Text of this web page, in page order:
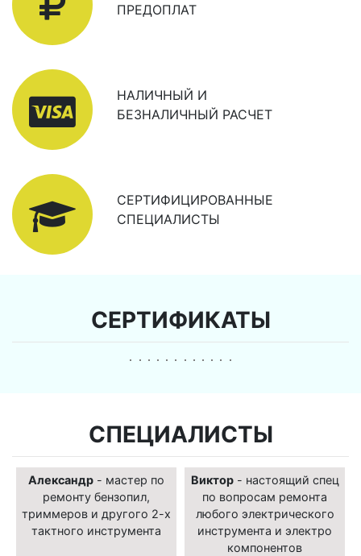
ПРЕДОПЛАТ
НАЛИЧНЫЙ И
БЕЗНАЛИЧНЫЙ РАСЧЕТ
СЕРТИФИЦИРОВАННЫЕ
СПЕЦИАЛИСТЫ
СЕРТИФИКАТЫ
СПЕЦИАЛИСТЫ
Александр - мастер по
ремонту бензопил,
триммеров и другого 2-х
тактного инструмента
Виктор- настоящий спец
по вопросам ремонта
любого электрического
инструмента и электро
компонентов